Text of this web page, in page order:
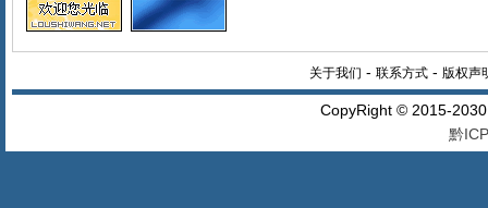
关于我们 - 联系方式- 版权声
CopyRight © 2015-
黔